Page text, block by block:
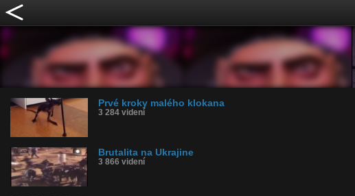
Prvé kroky malého klokana
3 284 videní
Brutalita na Ukrajine
3 866 videní